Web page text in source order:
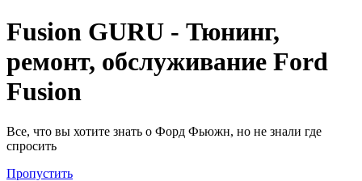
Fusion GURU - Тюнинг,
ремонт, обслуживание Ford
Fusion
Все, что вы хотите знать о Форд Фьюжн, но не знали где
спросить
Пропустить